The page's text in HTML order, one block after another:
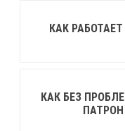
КАК
КАК БЕЗ